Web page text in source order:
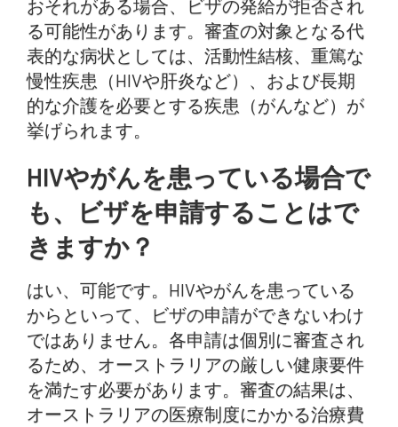
おそれがある場合、ビザの発給が拒否され
る可能性があります。審査の対象となる代
表的な病状としては、活動性結核、重篤な
慢性疾患（HIVや肝炎など）、および長期
的な介護を必要とする疾患（がんなど）が
挙げられます。
HIVやがんを患っている場合で
も、ビザを申請することはで
きますか？
はい、可能です。HIVやがんを患っている
からといって、ビザの申請ができないわけ
ではありません。各申請は個別に審査され
るため、オーストラリアの厳しい健康要件
を満たす必要があります。審査の結果は、
オーストラリアの医療制度にかかる治療費